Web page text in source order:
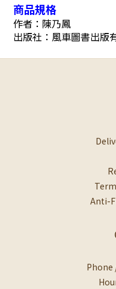
商品規格
作者：陳乃鳳
出版社：風車圖書出版
Anti-
Phone